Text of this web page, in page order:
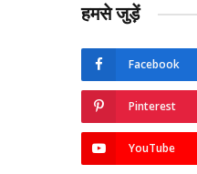
हमसे जुड़ें
Facebook
Pinterest
YouTube